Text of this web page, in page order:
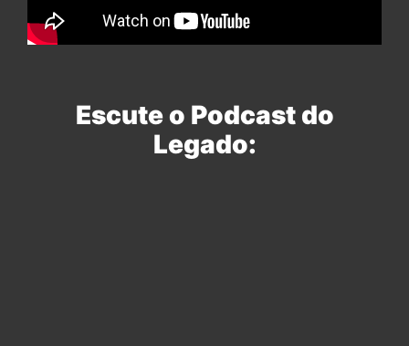
Escute o Podcast do
Legado: